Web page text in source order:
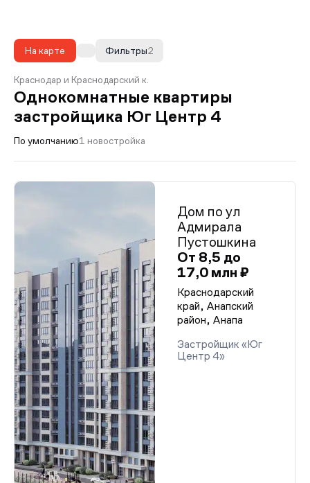
На карте 2
Фильтры
Краснодар и Краснодарский к.
Однокомнатные квартиры
застройщика Юг Центр 4
По умолчанию1 новостройка
Дом по ул
Адмирала
Пустошкина
От 8,5 до
17,0 млн ₽
Краснодарский
край, Анапский
район, Анапа
Застройщик «Юг
Центр 4»